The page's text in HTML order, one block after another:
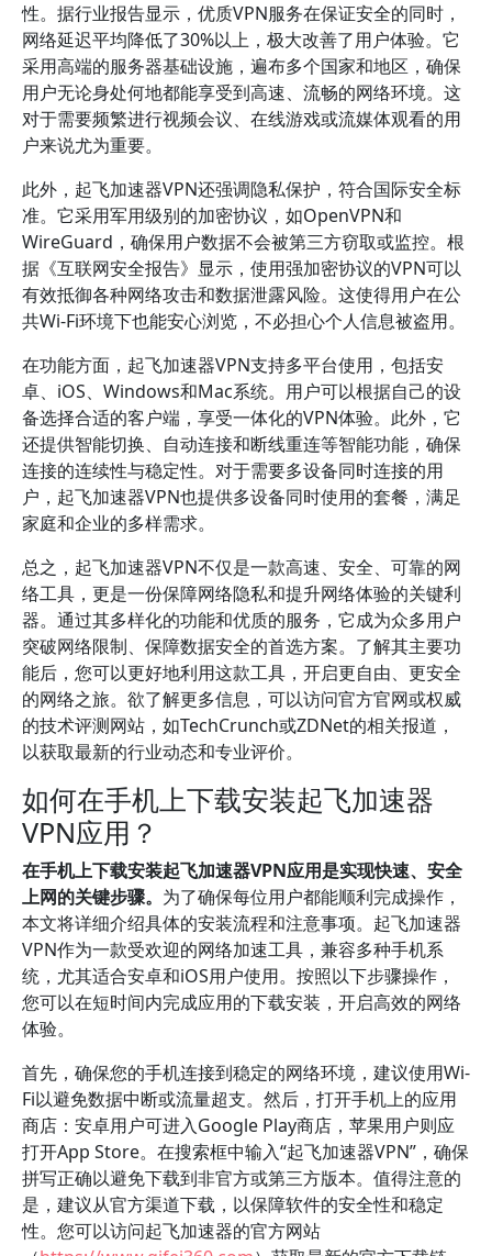
性。据行业报告显示，优质VPN服务在保证安全的同时，
网络延迟平均降低了30%以上，极大改善了用户体验。它
采用高端的服务器基础设施，遍布多个国家和地区，确保
用户无论身处何地都能享受到高速、流畅的网络环境。这
对于需要频繁进行视频会议、在线游戏或流媒体观看的用
户来说尤为重要。
此外，起飞加速器VPN还强调隐私保护，符合国际安全标
准。它采用军用级别的加密协议，如OpenVPN和
WireGuard，确保用户数据不会被第三方窃取或监控。根
据《互联网安全报告》显示，使用强加密协议的VPN可以
有效抵御各种网络攻击和数据泄露风险。这使得用户在公
共Wi-Fi环境下也能安心浏览，不必担心个人信息被盗用。
在功能方面，起飞加速器VPN支持多平台使用，包括安
卓、iOS、Windows和Mac系统。用户可以根据自己的设
备选择合适的客户端，享受一体化的VPN体验。此外，它
还提供智能切换、自动连接和断线重连等智能功能，确保
连接的连续性与稳定性。对于需要多设备同时连接的用
户，起飞加速器VPN也提供多设备同时使用的套餐，满足
家庭和企业的多样需求。
总之，起飞加速器VPN不仅是一款高速、安全、可靠的网
络工具，更是一份保障网络隐私和提升网络体验的关键利
器。通过其多样化的功能和优质的服务，它成为众多用户
突破网络限制、保障数据安全的首选方案。了解其主要功
能后，您可以更好地利用这款工具，开启更自由、更安全
的网络之旅。欲了解更多信息，可以访问官方官网或权威
的技术评测网站，如TechCrunch或ZDNet的相关报道，
以获取最新的行业动态和专业评价。
如何在手机上下载安装起飞加速器
VPN应用？
在手机上下载安装起飞加速器VPN应用是实现快速、安全
上网的关键步骤。 为了确保每位用户都能顺利完成操作，
本文将详细介绍具体的安装流程和注意事项。起飞加速器
VPN作为一款受欢迎的网络加速工具，兼容多种手机系
统，尤其适合安卓和iOS用户使用。按照以下步骤操作，
您可以在短时间内完成应用的下载安装，开启高效的网络
体验。
首先，确保您的手机连接到稳定的网络环境，建议使用Wi-
Fi以避免数据中断或流量超支。然后，打开手机上的应用
商店：安卓用户可进入Google Play商店，苹果用户则应
打开App Store。在搜索框中输入“起飞加速器VPN”，确保
拼写正确以避免下载到非官方或第三方版本。值得注意的
是，建议从官方渠道下载，以保障软件的安全性和稳定
性。您可以访问起飞加速器的官方网站